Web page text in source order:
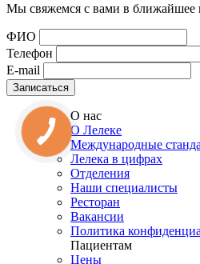
Мы свяжемся с вами в ближайшее
ФИО
Телефон
E-mail
О нас
О Лелеке
Международные
Лелека в цифрах
Отделения
Наши специалисты
Ресторан
Вакансии
Политика
Пациентам
Цены